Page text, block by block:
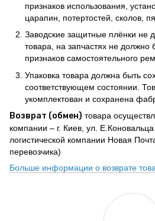
признаков использования,
царапин, потертостей, сколов,
Заводские защитные плёнки не
товара, на запчастях не должно
признаков самостоятельного
Упаковка товара должна быть
соответствующем состоянии.
укомплектован и сохранена
Возврат (обмен) товара
компании – г. Киев, ул.
логистической компании Новая
перевозчика)
Больше информации о возврате